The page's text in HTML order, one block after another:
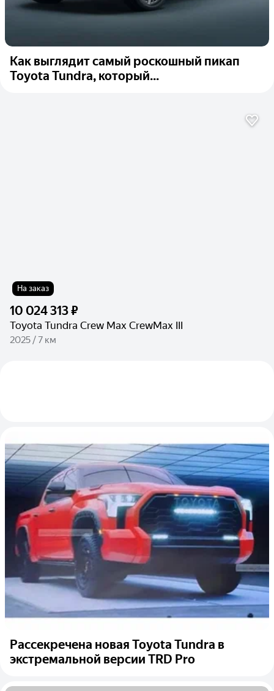
Как выглядит самый роскошный пикап
Toyota Tundra, который...
На заказ
10 024 313 ₽
Toyota Tundra Crew Max CrewMax III
2025 / 7 км
Рассекречена новая Toyota Tundra в
экстремальной версии TRD Pro